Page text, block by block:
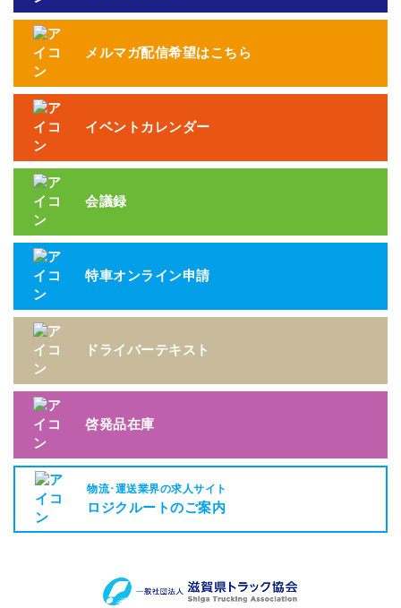
メルマガ配信希望はこちら
イベントカレンダー
会議録
特車オンライン申請
ドライバーテキスト
啓発品在庫
物流･運送業界の求人サイト
ロジクルートのご案内